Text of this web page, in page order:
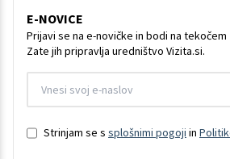
E-NOVICE
Prijavi se na e-novičke in bodi na
Zate jih pripravlja uredništvo Vizita.si.
Strinjam se s splošnimi pogoji in